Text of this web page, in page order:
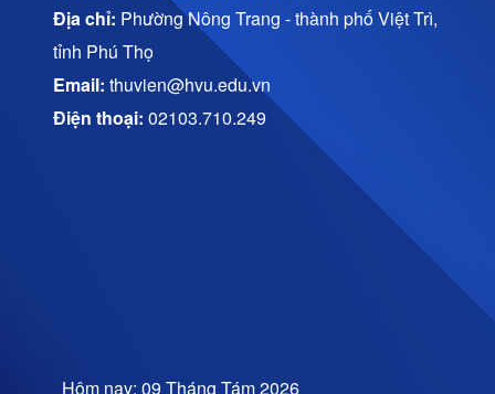
Địa chỉ: Phường Nông Trang - thành phố Việt Trì,
tỉnh Phú Thọ
Email: thuvien@hvu.edu.vn
Điện thoại: 02103.710.249
Hôm nay: 09 Tháng Tám 2026